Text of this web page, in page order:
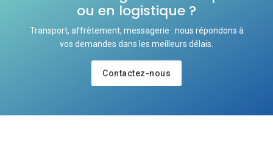
ou en logistique ?
Transport, affrètement, messagerie : nous répondons à
vos demandes dans les meilleurs délais.
Contactez-nous